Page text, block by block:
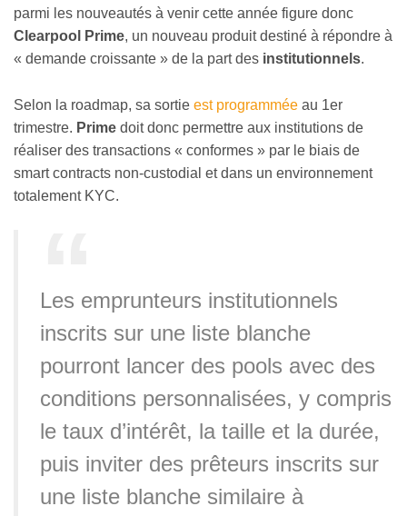
parmi les nouveautés à venir cette année figure donc
Clearpool Prime, un nouveau produit destiné à répondre à
« demande croissante » de la part des institutionnels.
Selon la roadmap, sa sortie est programmée au 1er
trimestre. Prime doit donc permettre aux institutions de
réaliser des transactions « conformes » par le biais de
smart contracts non-custodial et dans un environnement
totalement KYC.
Les emprunteurs institutionnels
inscrits sur une liste blanche
pourront lancer des pools avec des
conditions personnalisées, y compris
le taux d’intérêt, la taille et la durée,
puis inviter des prêteurs inscrits sur
une liste blanche similaire à